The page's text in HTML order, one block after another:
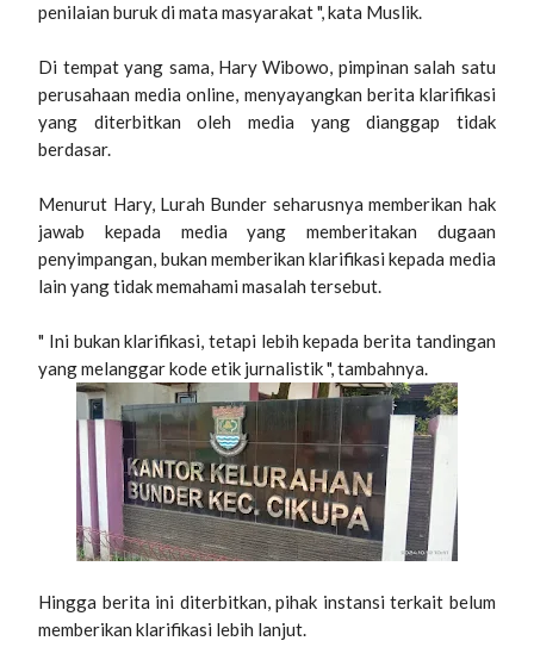
penilaian buruk di mata masyarakat ", kata Muslik.
Di tempat yang sama, Hary Wibowo, pimpinan salah satu
perusahaan media online, menyayangkan berita klarifikasi
yang diterbitkan oleh media yang dianggap tidak
berdasar.
Menurut Hary, Lurah Bunder seharusnya memberikan hak
jawab kepada media yang memberitakan dugaan
penyimpangan, bukan memberikan klarifikasi kepada media
lain yang tidak memahami masalah tersebut.
" Ini bukan klarifikasi, tetapi lebih kepada berita tandingan
yang melanggar kode etik jurnalistik ", tambahnya.
Hingga berita ini diterbitkan, pihak instansi terkait belum
memberikan klarifikasi lebih lanjut.